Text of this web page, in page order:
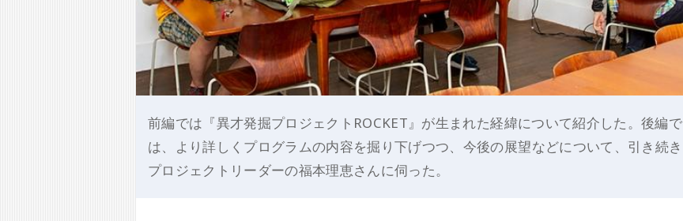
前編では『異才発掘プロジェクトROCKET』が生まれた経緯について紹介した。後編で
は、より詳しくプログラムの内容を掘り下げつつ、今後の展望などについて、引き続き
プロジェクトリーダーの福本理恵さんに伺った。